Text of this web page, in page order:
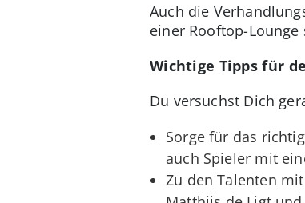
Auch die
einer Rooftop-
Wichtige Tipps für
Du versuchst Dich
Sorge für das
auch Spieler mit
Zu den Talenten